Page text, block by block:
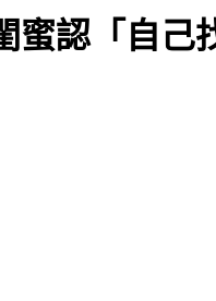
蜜認「自己